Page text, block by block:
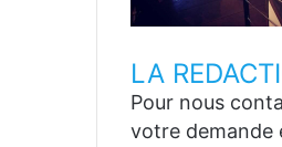
LA
Pour nous
votre demande